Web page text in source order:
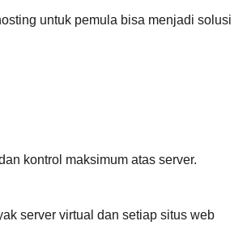
untuk pemula bisa menjadi solusi
kontrol maksimum atas server.
server virtual dan setiap situs web